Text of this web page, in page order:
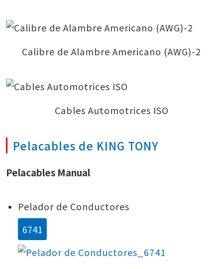
Calibre de Alambre Americano (AWG)-2
Cables Automotrices ISO
Pelacables de KING TONY
Pelacables Manual
Pelador de Conductores
6741